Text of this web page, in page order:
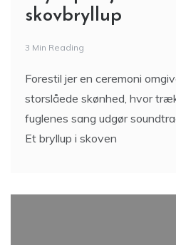
skovbryllup
3 Min Reading
Forestil jer en ceremoni
storslåede skønhed, hvor
fuglenes sang udgør
Et bryllup i skoven